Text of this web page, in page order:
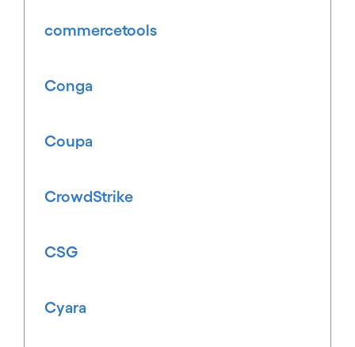
commercetools
Conga
Coupa
CrowdStrike
CSG
Cyara